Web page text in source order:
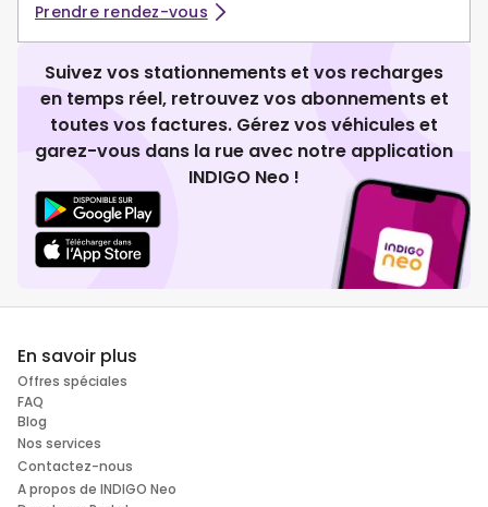
Prendre rendez-vous
Suivez vos stationnements et vos recharges
en temps réel, retrouvez vos abonnements et
toutes vos factures. Gérez vos véhicules et
garez-vous dans la rue avec notre application
INDIGO Neo !
En savoir plus
Offres spéciales
FAQ
Blog
Nos services
Contactez-nous
A propos de INDIGO Neo